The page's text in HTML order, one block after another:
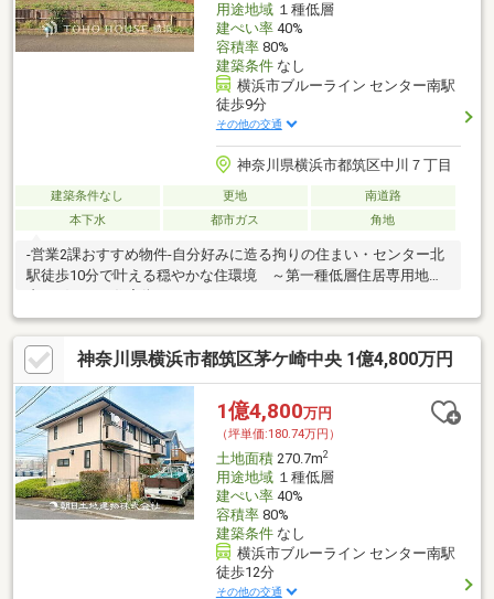
用途地域１種低層
建ぺい率40%
容積率80%
建築条件なし
横浜市ブルーライン センター南駅
徒歩9分
その他の交通
神奈川県横浜市都筑区中川７丁目
建築条件なし 更地
南道路
本下水
都市ガス 角地
-営業2課おすすめ物件-自分好みに造る拘りの住まい・センター北
駅徒歩10分で叶える穏やかな住環境 ～第一種低層住居専用地域
内の穏やかな住宅街～
神奈川県横浜市都筑区茅ケ崎中央 1億4,800万円
1億4,800万円
（坪単価:180.74万円）
土地面積270.7m2
用途地域１種低層
建ぺい率40%
容積率80%
建築条件なし
横浜市ブルーライン センター南駅
徒歩12分
その他の交通